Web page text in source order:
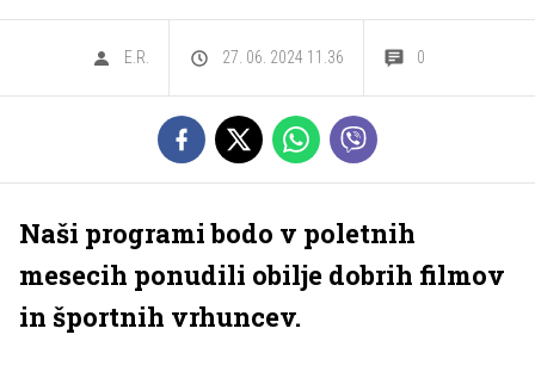
E.R. 27. 06. 2024 11.36 0
Naši programi bodo v poletnih
mesecih ponudili obilje dobrih filmov
in športnih vrhuncev.